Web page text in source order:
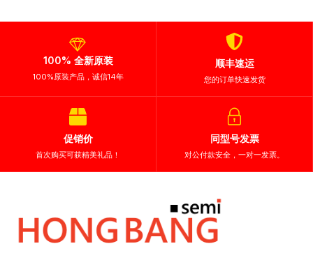
100% 全新原装
100%原装产品，诚信14年
顺丰速运
您的订单快速发货
促销价
首次购买可获精美礼品！
同型号发票
对公付款安全，一对一发票。